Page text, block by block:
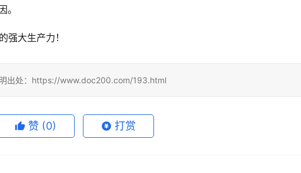
。
强大生产力！
出处：https://www.doc200.com/193.html
赞 (0) 打赏